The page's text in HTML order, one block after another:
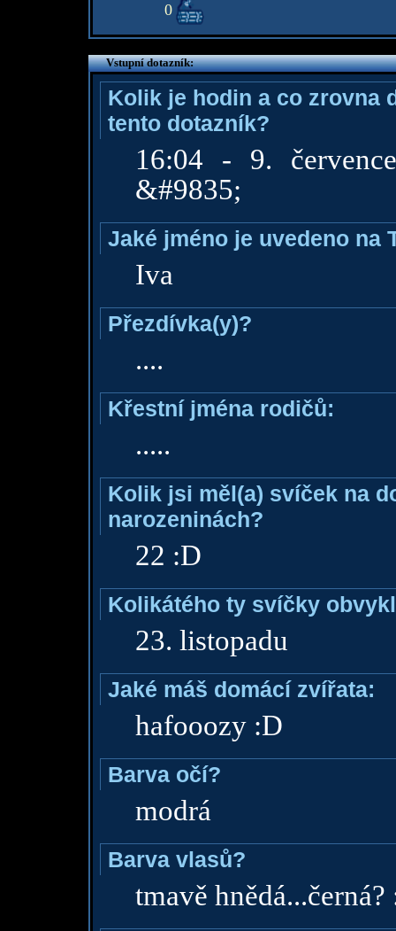
0
Vstupní dotazník:
Kolik je hodin a co zrovna
tento dotazník?
16:04 - 9.
&#9835;
Jaké jméno je uvedeno na
Iva
Přezdívka(y)?
....
Křestní jména rodičů:
.....
Kolik jsi měl(a) svíček na
narozeninách?
22 :D
Kolikátého ty svíčky
23. listopadu
Jaké máš domácí zvířata:
hafooozy :D
Barva očí?
modrá
Barva vlasů?
tmavě hnědá...černá?